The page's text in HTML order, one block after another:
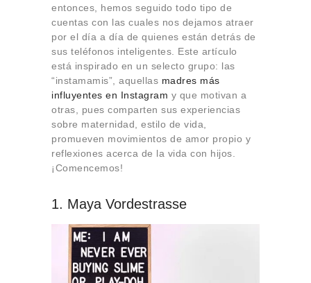
entonces, hemos seguido todo tipo de
cuentas con las cuales nos dejamos atraer
por el día a día de quienes están detrás de
sus teléfonos inteligentes. Este artículo
está inspirado en un selecto grupo: las
“instamamis”, aquellas madres más
influyentes en Instagram y que motivan a
otras, pues comparten sus experiencias
sobre maternidad, estilo de vida,
promueven movimientos de amor propio y
reflexiones acerca de la vida con hijos.
¡Comencemos!
1. Maya Vordestrasse